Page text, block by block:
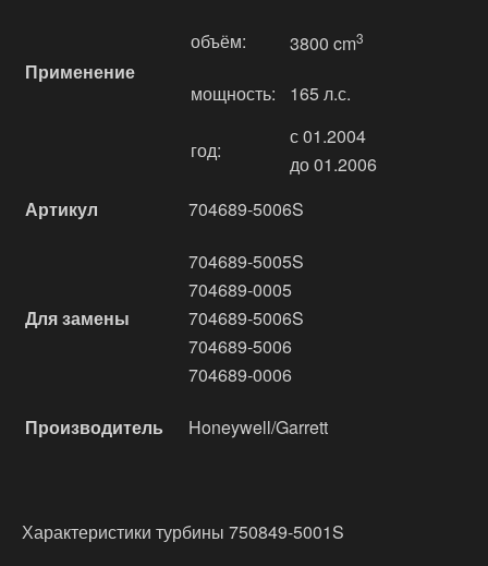
Применение
объём: 3800 cm3
мощность: 165 л.с.
год:
с 01.2004
до 01.2006
Артикул
704689-5006S
Для замены
704689-5005S
704689-0005
704689-5006S
704689-5006
704689-0006
Производитель Honeywell/Garrett
Характеристики турбины 750849-5001S